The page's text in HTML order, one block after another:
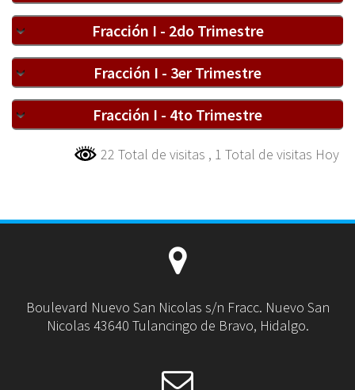
Fracción I - 2do Trimestre
Fracción I - 3er Trimestre
Fracción I - 4to Trimestre
22 Total de visitas , 1 Total de visitas Hoy
Boulevard Nuevo San Nicolas s/n Fracc. Nuevo San
Nicolas 43640 Tulancingo de Bravo, Hidalgo.